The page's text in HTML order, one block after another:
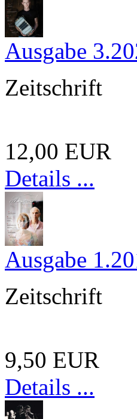
Ausgabe
Zeitschrift
12,00 EUR
Details ...
Ausgabe
Zeitschrift
9,50 EUR
Details ...